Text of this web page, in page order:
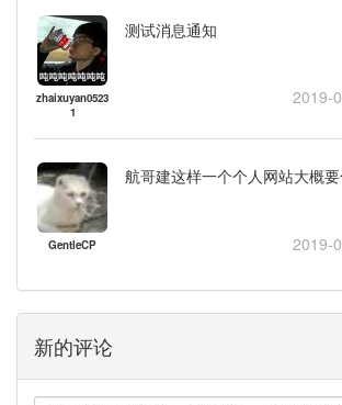
zhaixuyan0523
1
测试消息通知
2019-
GentleCP
航哥建这样一个个人网站大概
2019-
新的评论